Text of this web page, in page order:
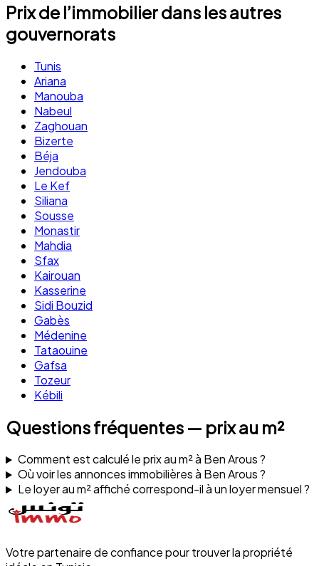
Prix de l’immobilier dans les autres
gouvernorats
Tunis
Ariana
Manouba
Nabeul
Zaghouan
Bizerte
Béja
Jendouba
Le Kef
Siliana
Sousse
Monastir
Mahdia
Sfax
Kairouan
Kasserine
Sidi Bouzid
Gabès
Médenine
Tataouine
Gafsa
Tozeur
Kébili
Questions fréquentes — prix au m²
Comment est calculé le prix au m² à Ben Arous ?
Où voir les annonces immobilières à Ben Arous ?
Le loyer au m² affiché correspond-il à un loyer mensuel ?
Votre partenaire de confiance pour trouver la propriété